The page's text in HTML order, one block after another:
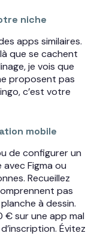
niche
apps similaires.
que se cachent
je vois que
proposent pas
c’est votre
mobile
de configurer un
Figma ou
Recueillez
pas
à dessin.
€ sur une app mal
Évitez